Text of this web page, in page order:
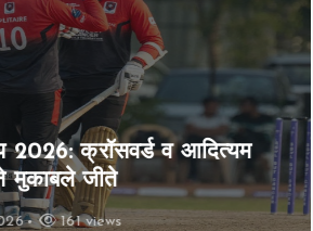
n
क्रॉसवर्ड व आदित्यम
जीते
161 views